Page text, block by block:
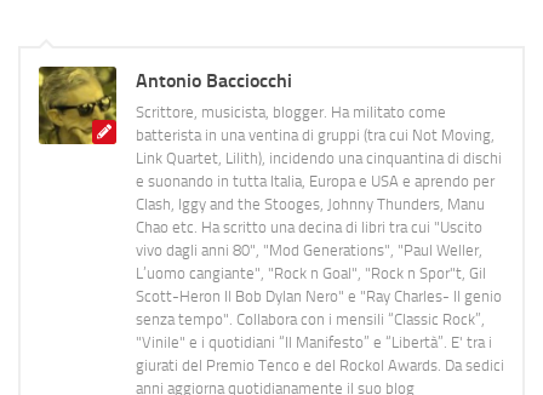
Antonio Bacciocchi
Scrittore, musicista, blogger. Ha militato come
batterista in una ventina di gruppi (tra cui Not Moving,
Link Quartet, Lilith), incidendo una cinquantina di dischi
e suonando in tutta Italia, Europa e USA e aprendo per
Clash, Iggy and the Stooges, Johnny Thunders, Manu
Chao etc. Ha scritto una decina di libri tra cui "Uscito
vivo dagli anni 80", "Mod Generations", "Paul Weller,
L’uomo cangiante", "Rock n Goal", "Rock n Spor"t, Gil
Scott-Heron Il Bob Dylan Nero" e "Ray Charles- Il genio
senza tempo". Collabora con i mensili “Classic Rock”,
"Vinile" e i quotidiani “Il Manifesto” e “Libertà”. E' tra i
giurati del Premio Tenco e del Rockol Awards. Da sedici
anni aggiorna quotidianamente il suo blog